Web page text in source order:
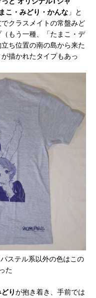
こ・みどり・かんな 」と
クラスメイトの常盤みど
もう一種、「たまこ・デ
ち位置の南の島から来た
描かれたタイプもあっ
ステル系以外の色はこの
た
りが抱き着き、手前では